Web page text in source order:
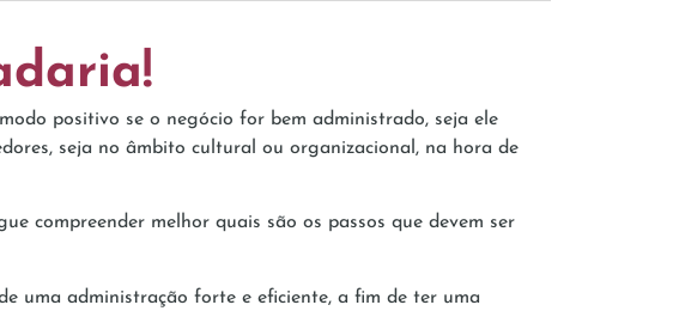
positivo se o negócio for bem administrado, seja ele
seja no âmbito cultural ou organizacional, na hora de
compreender melhor quais são os passos que devem ser
uma administração forte e eficiente, a fim de ter uma